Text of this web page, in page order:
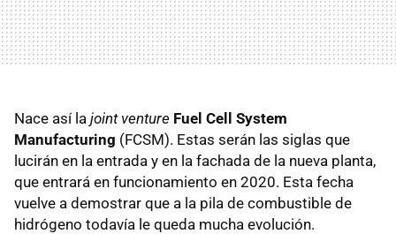
Nace así la joint venture Fuel Cell System
Manufacturing (FCSM). Estas serán las siglas que
lucirán en la entrada y en la fachada de la nueva planta,
que entrará en funcionamiento en 2020. Esta fecha
vuelve a demostrar que a la pila de combustible de
hidrógeno todavía le queda mucha evolución.